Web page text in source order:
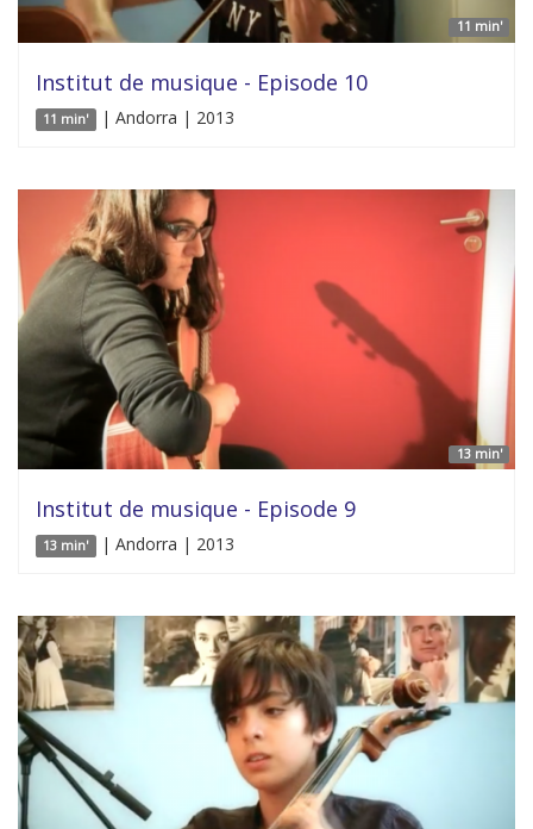
11 min'
Institut de musique - Episode 10
11 min' | Andorra | 2013
13 min'
Institut de musique - Episode 9
13 min' | Andorra | 2013